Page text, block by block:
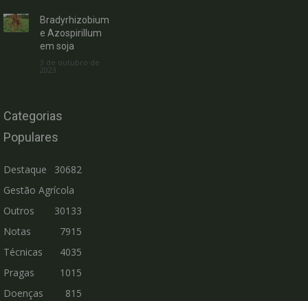
Bradyrhizobium
e Azospirillum
em soja
3 de outubro de
2023
Categorias
Populares
Destaque
30682
Gestão Agrícola
30133
Outros
7915
Notas
Técnicas
4035
Pragas
1015
Doenças
815